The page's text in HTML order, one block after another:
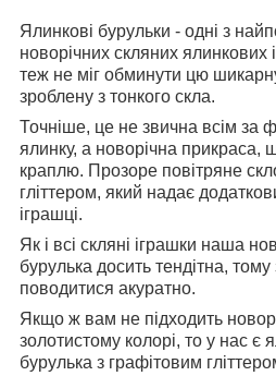
Ялинкові бурульки - одні з
новорічних скляних
теж не міг обминути цю
зроблену з тонкого скла.
Точніше, це не звична всім за
ялинку, а новорічна прикраса,
краплю. Прозоре повітряне
гліттером, який надає
іграшці.
Як і всі скляні іграшки наша
бурулька досить тендітна,
поводитися акуратно.
Якщо ж вам не підходить
золотистому колорі, то у нас є
бурулька з графітовим